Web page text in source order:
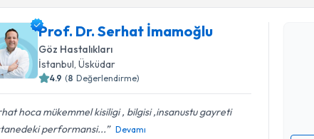
Prof. Dr. Serhat İmamoğlu
Göz Hastalıkları
İstanbul, Üsküdar
4.9 (8 Değerlendirme)
hoca mükemmel kisiligi , bilgisi ,insanustu gayreti
performansi...
Devamı